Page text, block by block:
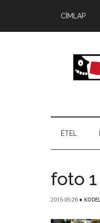
CÍMLAP
ÉTEL
foto 1
2015-05-26 ●